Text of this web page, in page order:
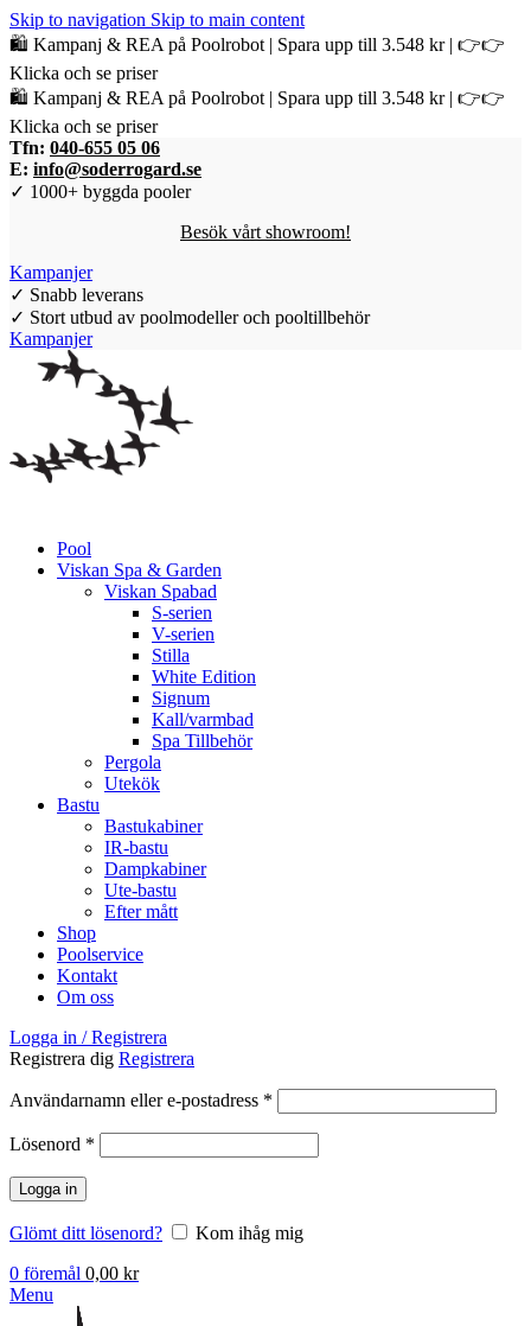
Skip to navigation Skip to main content
🛍️ Kampanj & REA på Poolrobot | Spara upp till 3.548 kr | 👉👉
Klicka och se priser
🛍️ Kampanj & REA på Poolrobot | Spara upp till 3.548 kr | 👉👉
Klicka och se priser
Tfn: 040-655 05 06
E: info@soderrogard.se
✓ 1000+ byggda pooler
Besök vårt showroom!
Kampanjer
✓ Snabb leverans
✓ Stort utbud av poolmodeller och pooltillbehör
Kampanjer
Pool
Viskan Spa & Garden
Viskan Spabad
S-serien
V-serien
Stilla
White Edition
Signum
Kall/varmbad
Spa Tillbehör
Pergola
Utekök
Bastu
Bastukabiner
IR-bastu
Dampkabiner
Ute-bastu
Efter mått
Shop
Poolservice
Kontakt
Om oss
Logga in / Registrera
Registrera dig Registrera
Användarnamn eller e-postadress *
Lösenord *
Logga in
Glömt ditt lösenord?
Kom ihåg mig
0 föremål 0,00 kr
Menu